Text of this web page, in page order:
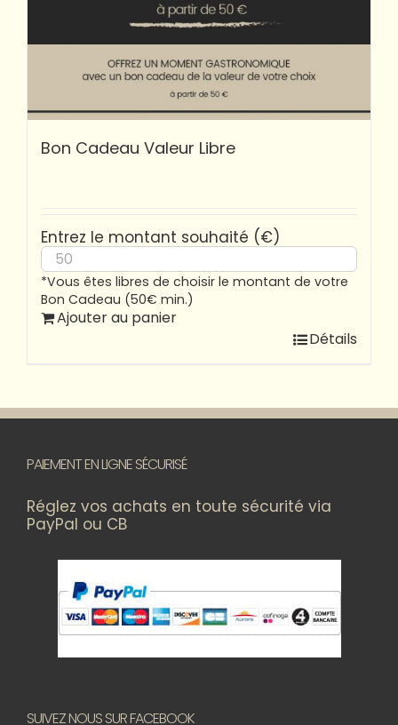
Bon Cadeau Valeur Libre
Entrez le montant souhaité (€)
*Vous êtes libres de choisir le montant de votre
Bon Cadeau (50€ min.)
Ajouter au panier
Détails
PAIEMENT EN LIGNE SÉCURISÉ
Réglez vos achats en toute sécurité via
PayPal ou CB
SUIVEZ NOUS SUR FACEBOOK